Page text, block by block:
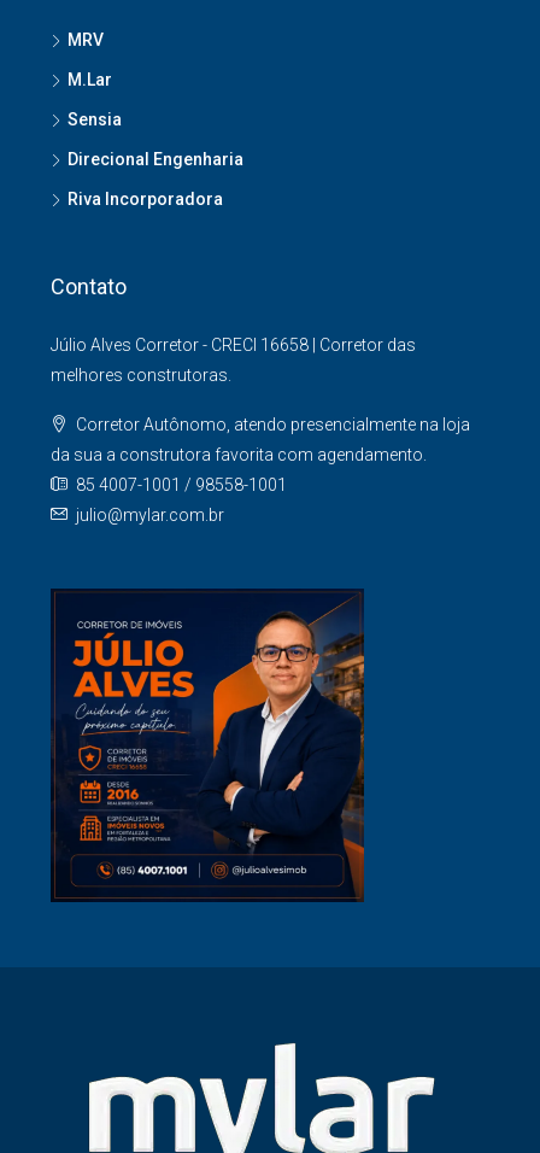
MRV
M.Lar
Sensia
Direcional Engenharia
Riva Incorporadora
Contato
Júlio Alves Corretor - CRECI 16658 | Corretor das
melhores construtoras.
Corretor Autônomo, atendo presencialmente na loja
da sua a construtora favorita com agendamento.
85 4007-1001 / 98558-1001
julio@mylar.com.br